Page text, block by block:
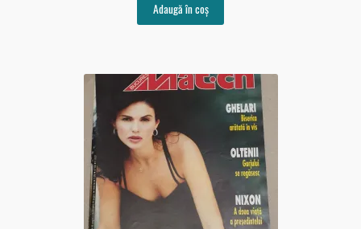
Adaugă în coș